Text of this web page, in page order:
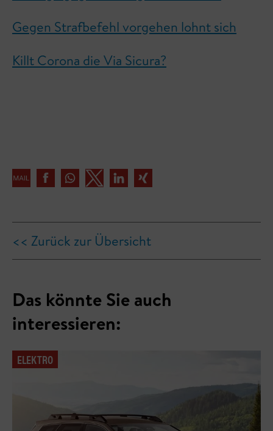
Gegen Strafbefehl vorgehen lohnt sich
Killt Corona die Via Sicura?
<< Zurück zur Übersicht
Das könnte Sie auch
interessieren:
ELEKTRO